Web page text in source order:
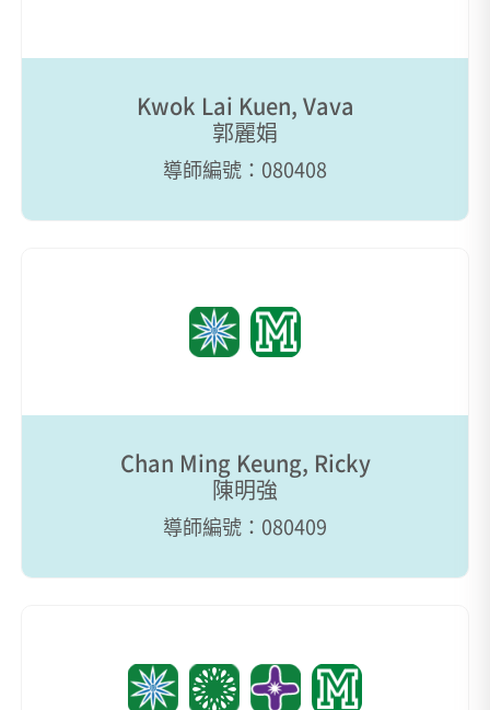
Kwok Lai Kuen, Vava
郭麗娟
導師編號：080408
Chan Ming Keung, Ricky
陳明強
導師編號：080409